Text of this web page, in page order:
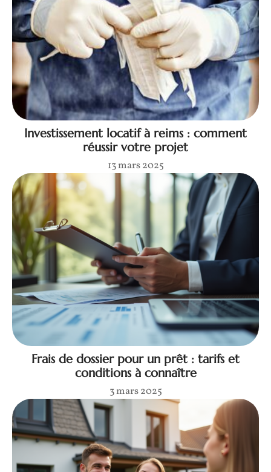
Investissement locatif à reims : comment
réussir votre projet
13 mars 2025
Frais de dossier pour un prêt : tarifs et
conditions à connaître
3 mars 2025